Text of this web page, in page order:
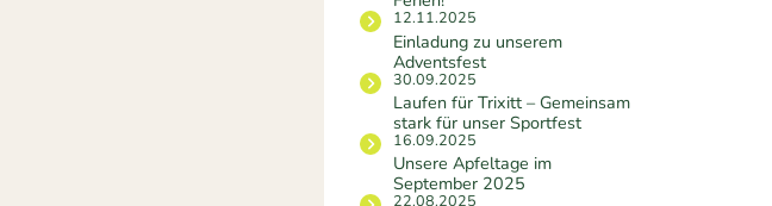
12.11.2025
Einladung zu unserem
Adventsfest
30.09.2025
Laufen für Trixitt – Gemeinsam
stark für unser Sportfest
16.09.2025
Unsere Apfeltage im
September 2025
22.08.2025